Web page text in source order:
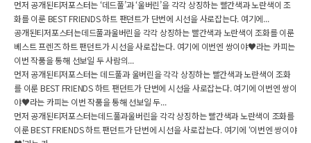
먼저 공개된티저포스터는 ‘데드풀’과 ‘울버린’을 각각 상징하는 빨간색과 노란색이 조
화를 이룬 BEST FRIENDS 하트 팬던트가 단번에 시선을 사로잡는다. 여기에...
공개된티저포스터는데드풀과울버린을 각각 상징하는 빨간색과 노란색이 조화를 이룬
베스트 프렌즈 하트 팬던트가 시선을 사로잡는다. 여기에 이번엔 쌍이야♥라는 카피는
이번 작품을 통해 선보일 두 사람의...
먼저 공개된티저포스터는 데드풀과 울버린을 각각 상징하는 빨간색과 노란색이 조화
를 이룬 BEST FRIENDS 하트 팬던트가 단번에 시선을 사로잡는다. 여기에 이번엔 쌍이
야♥라는 카피는 이번 작품을 통해 선보일 두...
먼저 공개된티저포스터는데드풀과울버린을 각각 상징하는 빨간색과 노란색이 조화를
이룬 BEST FRIENDS 하트 팬던트가 단번에 시선을 사로잡는다. 여기에 ‘이번엔 쌍이야